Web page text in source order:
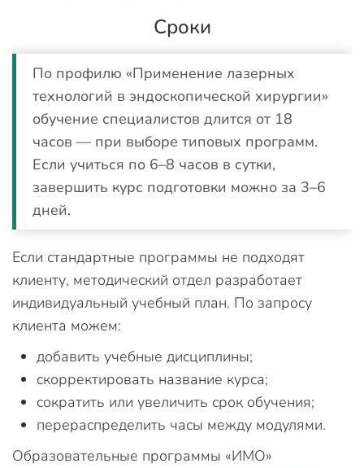
Сроки
По профилю «Применение лазерных
технологий в эндоскопической хирургии»
обучение специалистов длится от 18
часов — при выборе типовых программ.
Если учиться по 6–8 часов в сутки,
завершить курс подготовки можно за 3–6
дней.
Если стандартные программы не подходят
клиенту, методический отдел разработает
индивидуальный учебный план. По запросу
клиента можем:
добавить учебные дисциплины;
скорректировать название курса;
сократить или увеличить срок обучения;
перераспределить часы между модулями.
Образовательные программы «ИМО»